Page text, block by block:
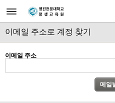
이메일 주소로 계정 찾기
이메일 주소